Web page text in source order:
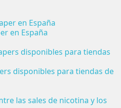
en España
disponibles para tiendas de